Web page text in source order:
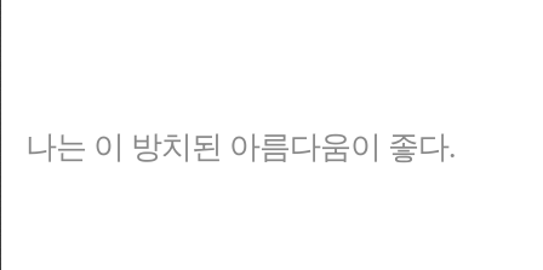
나는 이 방치된 아름다움이 좋다.